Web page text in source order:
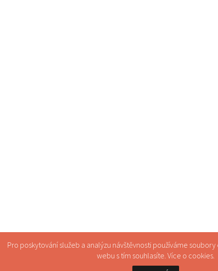
Pro poskytování služeb a analýzu návštěvnosti používáme
webu s tím souhlasíte. Více o cookies.